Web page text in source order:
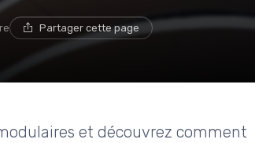
Partager cette page
et découvrez comment